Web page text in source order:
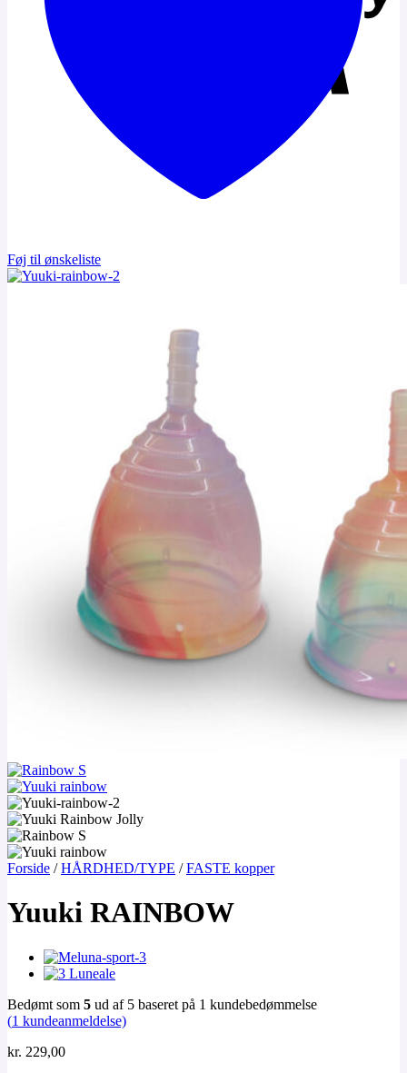
Føj til ønskeliste
Forside / HÅRDHED/TYPE / FASTE kopper
Yuuki RAINBOW
Bedømt som 5 ud af 5 baseret på 1 kundebedømmelse
(1 kundeanmeldelse)
kr. 229,00